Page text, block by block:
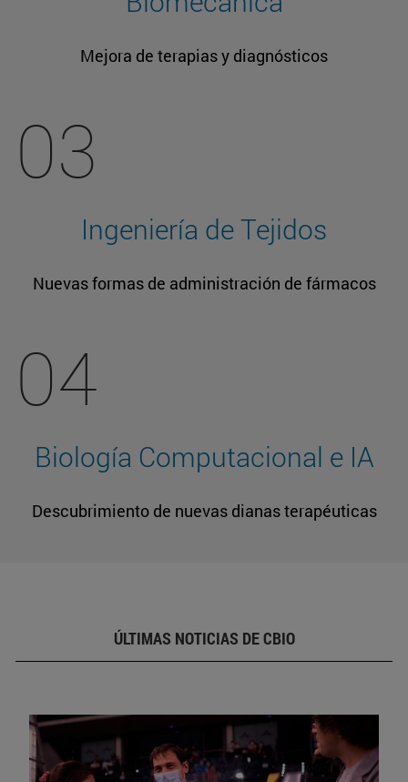
Mejora de terapias y diagnósticos
03
Ingeniería de Tejidos
Nuevas formas de administración de fármacos
04
Biología Computacional e IA
Descubrimiento de nuevas dianas terapéuticas
ÚLTIMAS NOTICIAS DE CBIO